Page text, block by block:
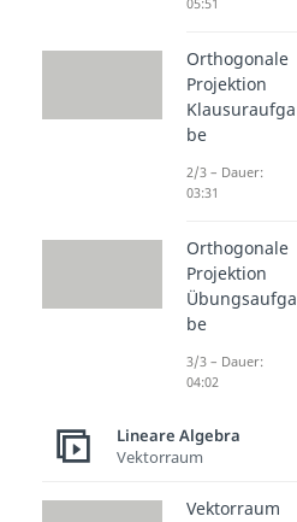
Orthogonale
Projektion
Klausuraufga
be
2/3 – Dauer:
03:31
Orthogonale
Projektion
Übungsaufga
be
3/3 – Dauer:
04:02
Lineare Algebra
Vektorraum
Vektorraum